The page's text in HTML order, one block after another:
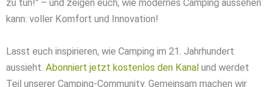
zu tun!" – und zeigen euch, wie modernes Camping aussehen
kann: voller Komfort und Innovation!
Lasst euch inspirieren, wie Camping im 21. Jahrhundert
aussieht. Abonniert jetzt kostenlos den Kanal und werdet
Teil unserer Camping-Community. Gemeinsam machen wir